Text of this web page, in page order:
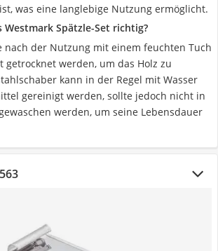
was eine langlebige Nutzung ermöglicht.
Westmark Spätzle-Set richtig?
nach der Nutzung mit einem feuchten Tuch
getrocknet werden, um das Holz zu
kann in der Regel mit Wasser
gereinigt werden, sollte jedoch nicht in
werden, um seine Lebensdauer